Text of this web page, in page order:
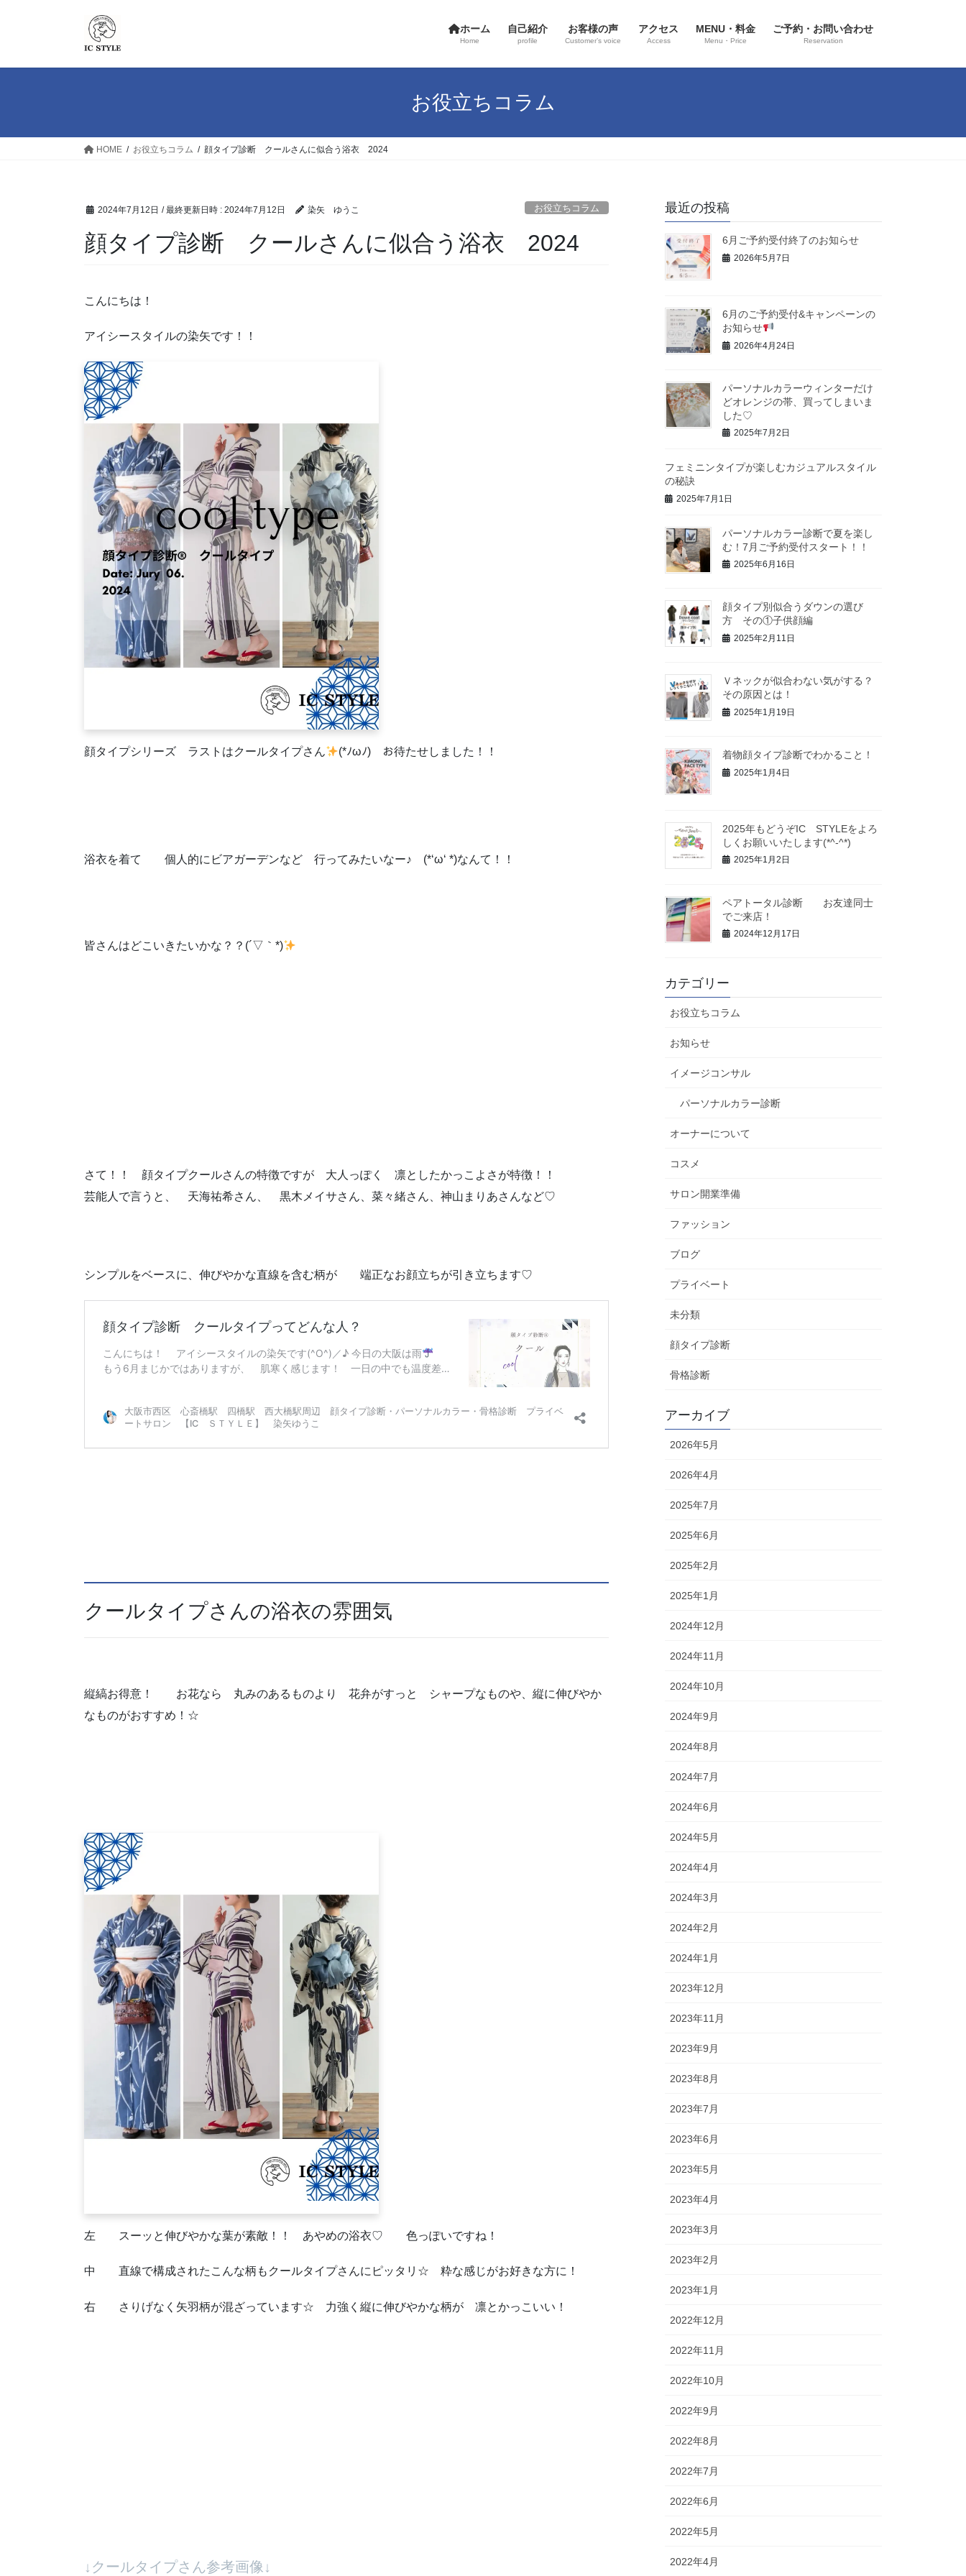
ホーム
Home
自己紹介
profile
お客様の声
Customer’s voice
アクセス
Access
MENU・料金
Menu・Price
ご予約・お問い合わせ
Reservation
お役立ちコラム
HOME お役立ちコラム 顔タイプ診断 クールさんに似合う浴衣 2024
2024年7月12日 / 最終更新日時 : 2024年7月12日 染矢 ゆうこ お役立ちコラム
顔タイプ診断 クールさんに似合う浴衣 2024
こんにちは！
アイシースタイルの染矢です！！
顔タイプシリーズ ラストはクールタイプさん (*ﾉωﾉ) お待たせしました！！
浴衣を着て 個人的にビアガーデンなど 行ってみたいなー♪ (*‘ω‘ *)なんて！！
皆さんはどこいきたいかな？？(´▽｀*)
さて！！ 顔タイプクールさんの特徴ですが 大人っぽく 凛としたかっこよさが特徴！！
芸能人で言うと、 天海祐希さん、 黒木メイサさん、菜々緒さん、神山まりあさんなど♡
シンプルをベースに、伸びやかな直線を含む柄が 端正なお顔立ちが引き立ちます♡
クールタイプさんの浴衣の雰囲気
縦縞お得意！ お花なら 丸みのあるものより 花弁がすっと シャープなものや、縦に伸びやか
なものがおすすめ！☆
左 スーッと伸びやかな葉が素敵！！ あやめの浴衣♡ 色っぽいですね！
中 直線で構成されたこんな柄もクールタイプさんにピッタリ☆ 粋な感じがお好きな方に！
右 さりげなく矢羽柄が混ざっています☆ 力強く縦に伸びやかな柄が 凛とかっこいい！
↓クールタイプさん参考画像↓
最近の投稿
6月ご予約受付終了のお知らせ
2026年5月7日
6月のご予約受付&キャンペーンの
お知らせ
2026年4月24日
パーソナルカラーウィンターだけ
どオレンジの帯、買ってしまいま
した♡
2025年7月2日
フェミニンタイプが楽しむカジュアルスタイル
の秘訣
2025年7月1日
パーソナルカラー診断で夏を楽し
む！7月ご予約受付スタート！！
2025年6月16日
顔タイプ別似合うダウンの選び
方 その①子供顔編
2025年2月11日
Ｖネックが似合わない気がする？
その原因とは！
2025年1月19日
着物顔タイプ診断でわかること！
2025年1月4日
2025年もどうぞIC STYLEをよろ
しくお願いいたします(*^-^*)
2025年1月2日
ペアトータル診断 お友達同士
でご来店！
2024年12月17日
カテゴリー
お役立ちコラム
お知らせ
イメージコンサル
パーソナルカラー診断
オーナーについて
コスメ
サロン開業準備
ファッション
ブログ
プライベート
未分類
顔タイプ診断
骨格診断
アーカイブ
2026年5月
2026年4月
2025年7月
2025年6月
2025年2月
2025年1月
2024年12月
2024年11月
2024年10月
2024年9月
2024年8月
2024年7月
2024年6月
2024年5月
2024年4月
2024年3月
2024年2月
2024年1月
2023年12月
2023年11月
2023年9月
2023年8月
2023年7月
2023年6月
2023年5月
2023年4月
2023年3月
2023年2月
2023年1月
2022年12月
2022年11月
2022年10月
2022年9月
2022年8月
2022年7月
2022年6月
2022年5月
2022年4月